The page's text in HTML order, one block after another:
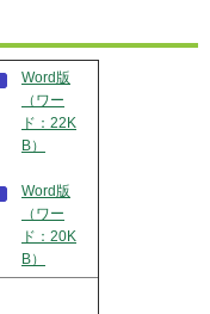
Word版
（ワー
ド：22K
B）
Word版
（ワー
ド：20K
B）